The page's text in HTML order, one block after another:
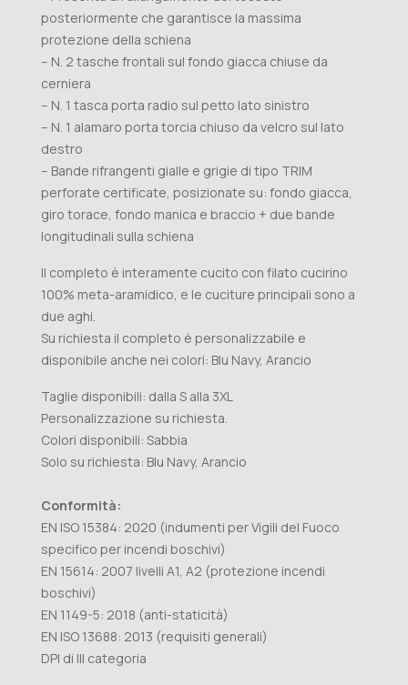
posteriormente che garantisce la massima
protezione della schiena
– N. 2 tasche frontali sul fondo giacca chiuse da
cerniera
– N. 1 tasca porta radio sul petto lato sinistro
– N. 1 alamaro porta torcia chiuso da velcro sul lato
destro
– Bande rifrangenti gialle e grigie di tipo TRIM
perforate certificate, posizionate su: fondo giacca,
giro torace, fondo manica e braccio + due bande
longitudinali sulla schiena
Il completo è interamente cucito con filato cucirino
100% meta-aramidico, e le cuciture principali sono a
due aghi.
Su richiesta il completo è personalizzabile e
disponibile anche nei colori: Blu Navy, Arancio
Taglie disponibili: dalla S alla 3XL
Personalizzazione su richiesta.
Colori disponibili: Sabbia
Solo su richiesta: Blu Navy, Arancio
Conformità:
EN ISO 15384: 2020 (indumenti per Vigili del Fuoco
specifico per incendi boschivi)
EN 15614: 2007 livelli A1, A2 (protezione incendi
boschivi)
EN 1149-5: 2018 (anti-staticità)
EN ISO 13688: 2013 (requisiti generali)
DPI di III categoria